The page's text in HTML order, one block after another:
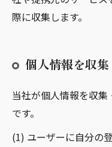
際に収集します。
個人情報を収
当社が個人情報を収
です。
(1) ユーザーに自分の